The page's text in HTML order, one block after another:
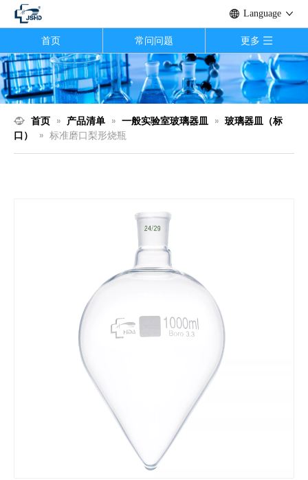
Language
首页 常问问题 更多
首页 » 产品清单 » 一般实验室玻璃器皿 » 玻璃器皿（标
口）
» 标准磨口梨形烧瓶